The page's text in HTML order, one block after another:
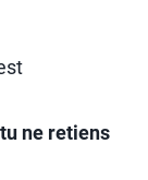
ne retiens